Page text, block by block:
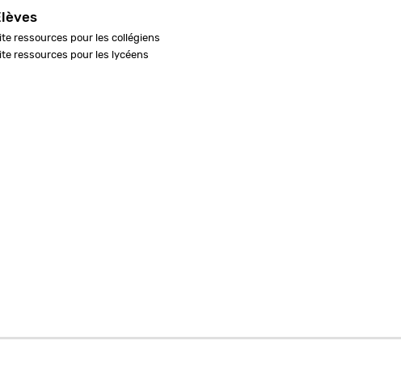
ressources pour les collégiens
ressources pour les lycéens